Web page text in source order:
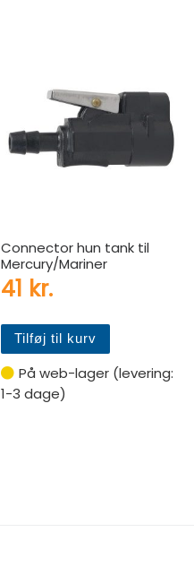
Connector hun tank til
Mercury/Mariner
41 kr.
Tilføj til kurv
På web-lager (levering:
1-3 dage)